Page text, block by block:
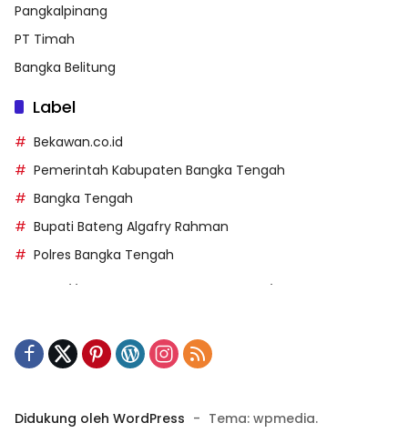
Pangkalpinang
PT Timah
Bangka Belitung
Label
Bekawan.co.id
Pemerintah Kabupaten Bangka Tengah
Bangka Tengah
Bupati Bateng Algafry Rahman
Polres Bangka Tengah
https://kecsitim.sitarokab.go.id/
https://ukpbj.natunakab.go.id/
Didukung oleh WordPress - Tema: wpmedia.